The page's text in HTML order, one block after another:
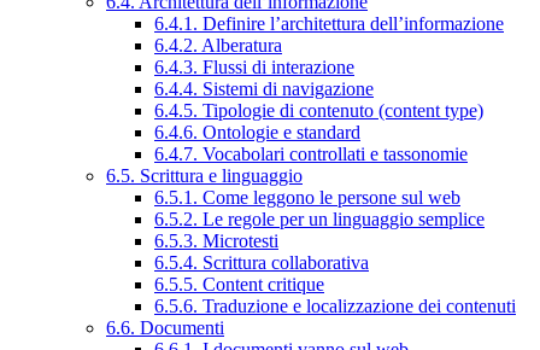
6.4.1. Definire l’architettura dell’informazione
6.4.2. Alberatura
6.4.3. Flussi di interazione
6.4.4. Sistemi di navigazione
6.4.5. Tipologie di contenuto (content type)
6.4.6. Ontologie e standard
6.4.7. Vocabolari controllati e tassonomie
6.5. Scrittura e linguaggio
6.5.1. Come leggono le persone sul web
6.5.2. Le regole per un linguaggio semplice
6.5.3. Microtesti
6.5.4. Scrittura collaborativa
6.5.5. Content critique
6.5.6. Traduzione e localizzazione dei contenuti
6.6. Documenti